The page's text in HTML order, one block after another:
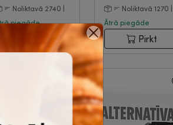
Noliktavā 2740 |
piegāde
Pirkt
Noliktavā 1270 |
Ātrā piegāde
Pirkt